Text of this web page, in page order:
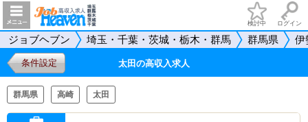
検討中 ログイン
ジョブヘブン 埼玉・千葉・茨城・栃木・群馬 群馬県 伊
条件設定 太田の高収入求人
群馬県 高崎 太田